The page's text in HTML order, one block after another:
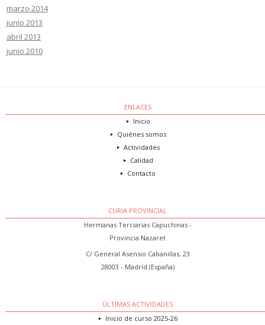
marzo 2014
junio 2013
abril 2013
junio 2010
ENLACES
Inicio
Quiénes somos
Actividades
Calidad
Contacto
CURIA PROVINCIAL
Hermanas Terciarias Capuchinas -
Provincia Nazaret
C/ General Asensio Cabanillas, 23
28003 - Madrid (España)
ÚLTIMAS ACTIVIDADES
Inicio de curso 2025-26